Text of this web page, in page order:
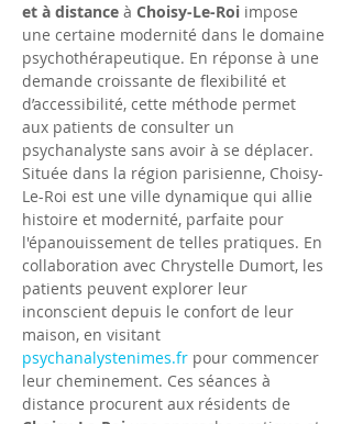
et à distance à Choisy-Le-Roi impose
une certaine modernité dans le domaine
psychothérapeutique. En réponse à une
demande croissante de flexibilité et
d’accessibilité, cette méthode permet
aux patients de consulter un
psychanalyste sans avoir à se déplacer.
Située dans la région parisienne, Choisy-
Le-Roi est une ville dynamique qui allie
histoire et modernité, parfaite pour
l'épanouissement de telles pratiques. En
collaboration avec Chrystelle Dumort, les
patients peuvent explorer leur
inconscient depuis le confort de leur
maison, en visitant
psychanalystenimes.fr pour commencer
leur cheminement. Ces séances à
distance procurent aux résidents de